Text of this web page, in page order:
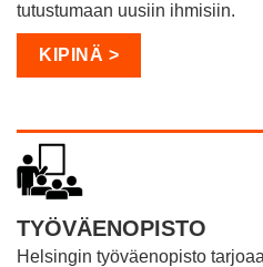
tutustumaan uusiin ihmisiin.
KIPINÄ >
TYÖVÄENOPISTO
Helsingin työväenopisto